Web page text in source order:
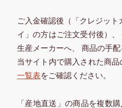
ご入金確認後（「クレジッ
イ」の方はご注文受付後）
生産メーカーへ、 商品の手配
当サイト内で購入された商
一覧表をご確認ください。
「産地直送」の商品を複数